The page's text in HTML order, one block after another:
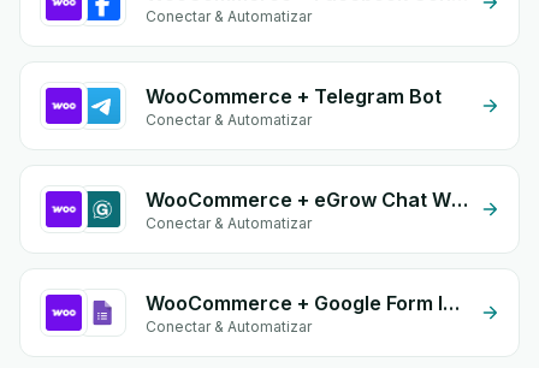
Conectar & Automatizar
WooCommerce + Telegram Bot
Conectar & Automatizar
WooCommerce + eGrow Chat Widget
Conectar & Automatizar
WooCommerce + Google Form Integration
Conectar & Automatizar